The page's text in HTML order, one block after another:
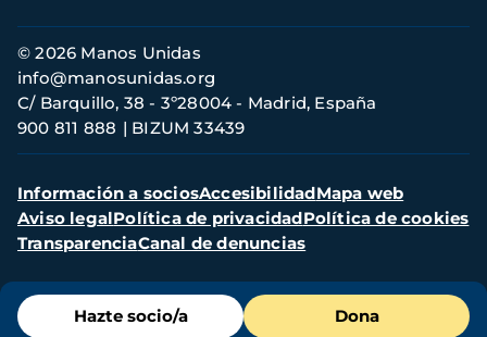
Menú
de
Hazte socio/a Dona
Información
de
contacto
© 2026 Manos Unidas
C/ Barquillo, 38 - 3º28004 - Madrid, España
900 811 888
BIZUM 33439
info@manosunidas.org
Menú
secundario
Información a sociosAccesibilidadMapa web
Aviso legalPolítica de privacidadPolítica de cookies
TransparenciaCanal de denuncias